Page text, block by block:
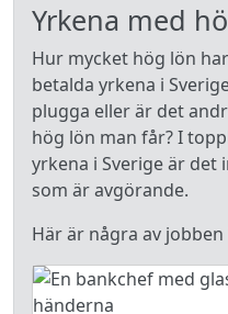
Yrkena med
Hur mycket hög lön
betalda yrkena i
plugga eller är det
hög lön man får? I
yrkena i Sverige är
som är avgörande.
Här är några av